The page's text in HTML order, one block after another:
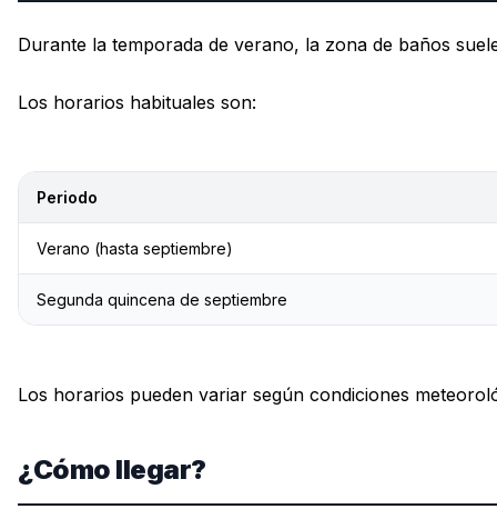
Durante la temporada de verano, la zona de baños
Los horarios habituales son:
Periodo
Verano (hasta septiembre)
Segunda quincena de septiembre
Los horarios pueden variar según condiciones
¿Cómo llegar?